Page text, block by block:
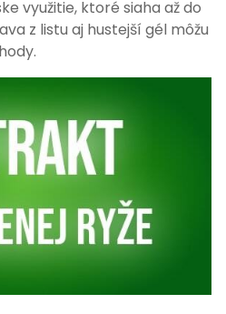
využitie, ktoré siaha až do
z listu aj hustejší gél môžu